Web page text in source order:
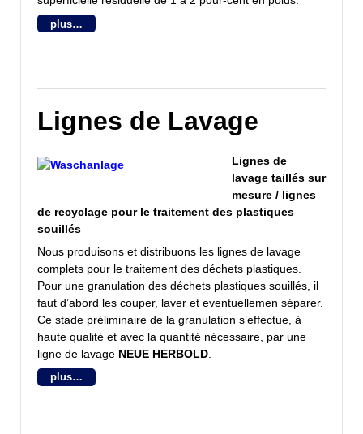
plus…
Lignes de Lavage
Lignes de
lavage taillés sur
mesure / lignes
de recyclage pour le traitement des plastiques
souillés
Nous produisons et distribuons les lignes de lavage
complets pour le traitement des déchets plastiques.
Pour une granulation des déchets plastiques souillés, il
faut d’abord les couper, laver et eventuellemen séparer.
Ce stade préliminaire de la granulation s’effectue, à
haute qualité et avec la quantité nécessaire, par une
ligne de lavage NEUE HERBOLD
plus…